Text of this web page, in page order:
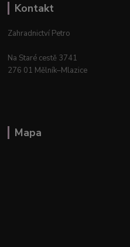
Kontakt
Zahradnictví Petro
Na Staré cestě 3741
276 01 Mělník–Mlazice
Mapa